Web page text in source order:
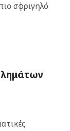
σφριγηλό